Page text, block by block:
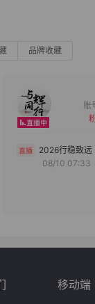
品牌收藏
2026行稳致远
08/10 07:33
移动端